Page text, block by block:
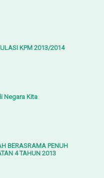
KPM 2013/2014
Negara Kita
BERASRAMA PENUH
4 TAHUN 2013